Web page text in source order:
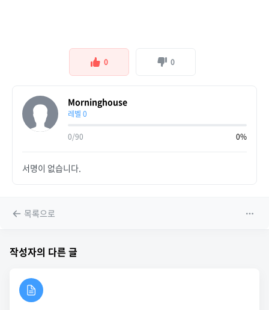
0 0
Morninghouse
레벨 0
0/90 0%
서명이 없습니다.
목록으로
작성자의 다른 글